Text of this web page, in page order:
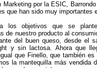
Marketing por la ESIC,
que han sido muy importantes
los objetivos que se
de nuestro producto al
del buen queso, desde el
y sin lactosa. Ahora que
que Finello, que también
la mantequilla más vendida